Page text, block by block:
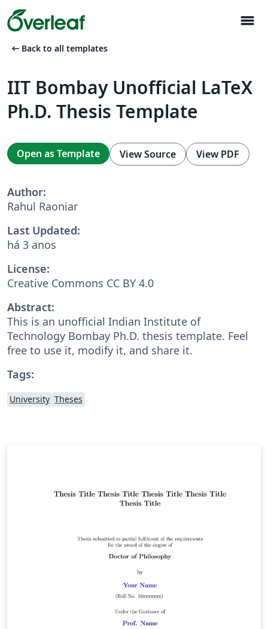
menu
arrow_left_alt Back to all templates
IIT Bombay Unofficial LaTeX
Ph.D. Thesis Template
Open as Template View Source View PDF
Author:
Rahul Raoniar
Last Updated:
há 3 anos
License:
Creative Commons CC BY 4.0
Abstract:
This is an unofficial Indian Institute of
Technology Bombay Ph.D. thesis template. Feel
free to use it, modify it, and share it.
Tags:
University Theses